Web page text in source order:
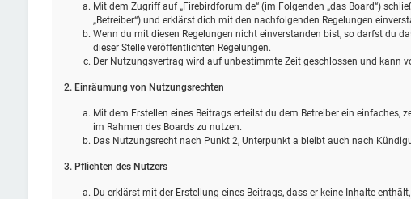
Mit dem Zugriff auf „Firebirdforum.de“ (im Folgenden „das Board“)
„Betreiber“) und erklärst dich mit den nachfolgenden Regelungen
Wenn du mit diesen Regelungen nicht einverstanden bist, so darfst du
dieser Stelle veröffentlichten Regelungen.
Der Nutzungsvertrag wird auf unbestimmte Zeit geschlossen und kann
2. Einräumung von Nutzungsrechten
Mit dem Erstellen eines Beitrags erteilst du dem Betreiber ein
im Rahmen des Boards zu nutzen.
Das Nutzungsrecht nach Punkt 2, Unterpunkt a bleibt auch nach
3. Pflichten des Nutzers
Du erklärst mit der Erstellung eines Beitrags, dass er keine Inhalte